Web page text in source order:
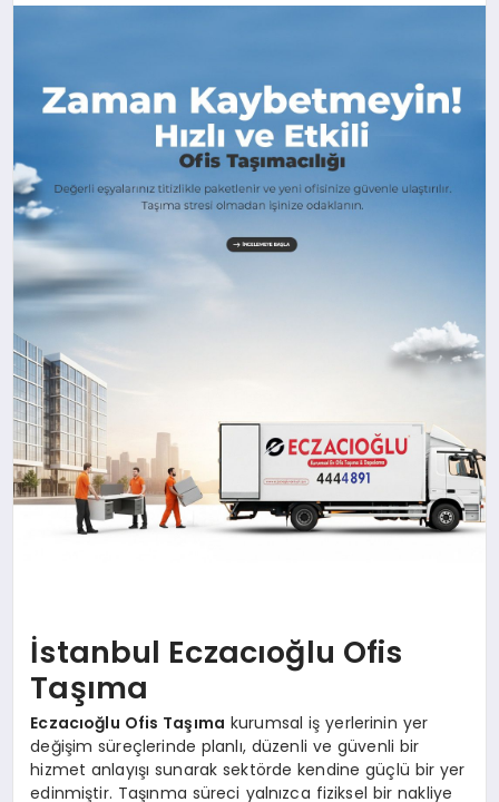
İstanbul Eczacıoğlu Ofis
Taşıma
Eczacıoğlu Ofis Taşıma kurumsal iş yerlerinin yer
değişim süreçlerinde planlı, düzenli ve güvenli bir
hizmet anlayışı sunarak sektörde kendine güçlü bir yer
edinmiştir. Taşınma süreci yalnızca fiziksel bir nakliye